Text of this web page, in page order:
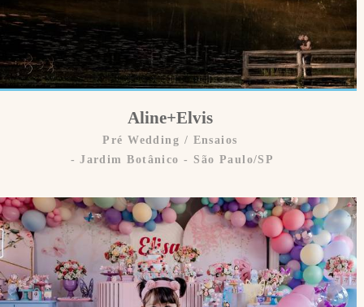
Aline+Elvis
Pré Wedding / Ensaios
Jardim Botânico - São Paulo/SP